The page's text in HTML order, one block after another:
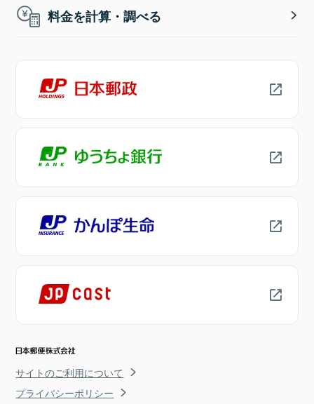
料金を計算・調べる
サイトのご利用について
プライバシーポリシー